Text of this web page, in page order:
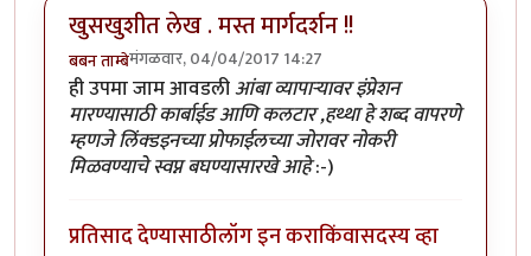
खुसखुशीत लेख . मस्त मार्गदर्शन !!
बबन ताम्बेमंगळवार, 04/04/2017 14:27
ही उपमा जाम आवडलीआंबा व्यापार्‍यावर इंप्रेशन
मारण्यासाठी कार्बाईड आणि कलटार ,हथ्था हे शब्द वापरणे
म्हणजे लिंक्डइनच्या प्रोफाईलच्या जोरावर नोकरी
मिळवण्याचे स्वप्न बघण्यासारखे आहे:-)
प्रतिसाद देण्यासाठीलॉग इन कराकिंवासदस्य व्हा